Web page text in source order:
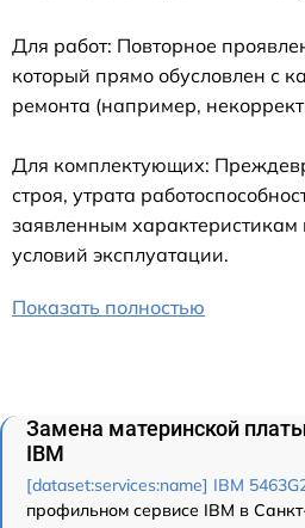
Для работ: Повторное
который прямо обусловлен с
ремонта (например,
Для комплектующих:
строя, утрата
заявленным
условий эксплуатации.
Показать полностью
Замена материнской
IBM
[dataset:services:name] IBM
профильном сервисе IBM в